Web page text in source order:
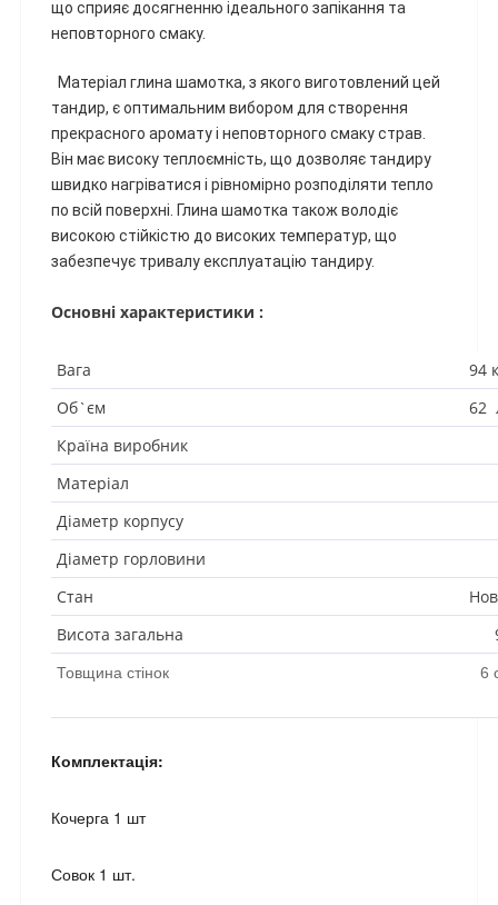
що сприяє досягненню ідеального запікання та
неповторного смаку.
Матеріал глина шамотка, з якого виготовлений цей
тандир, є оптимальним вибором для створення
прекрасного аромату і неповторного смаку страв.
Він має високу теплоємність, що дозволяє тандиру
швидко нагріватися і рівномірно розподіляти тепло
по всій поверхні. Глина шамотка також володіє
високою стійкістю до високих температур, що
забезпечує тривалу експлуатацію тандиру.
Основні характеристики :
Вага
94
Об`єм
62
Країна виробник
Матеріал Шамотна
Діаметр корпусу
Діаметр горловини
Стан
Висота загальна
Товщина стінок 6
Комплектація:
Кочерга 1 шт
Совок 1 шт.